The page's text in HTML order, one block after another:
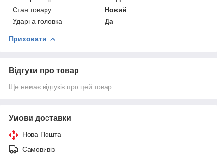
Стан товару
Новий
Ударна головка
Да
Приховати
Відгуки про товар
Ще немає відгуків про цей товар
Умови доставки
Нова Пошта
Самовивіз